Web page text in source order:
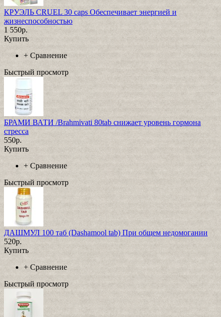
КРУЭЛЬ CRUEL 30 caps Обеспечивает энергией и
жизнеспособностью
1 550р.
Купить
+Сравнение
Быстрый просмотр
БРАМИ ВАТИ /Brahmivati 80tab снижает уровень гормона
стресса
550р.
Купить
+ Сравнение
Быстрый просмотр
ДАШМУЛ 100 таб (Dashamool tab) При общем недомогании
520р.
Купить
+Сравнение
Быстрый просмотр